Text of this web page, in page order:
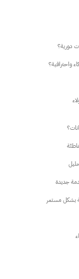
دورية؟
واحترافية؟
بشكل مستمر